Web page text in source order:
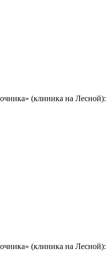
(клиника на Лесной):
(клиника на Лесной):